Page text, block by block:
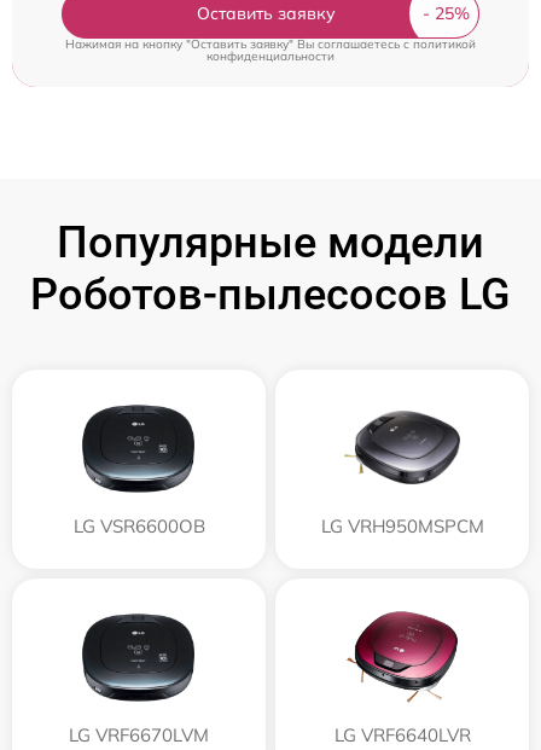
Оставить заявку
Нажимая на кнопку "Оставить заявку" Вы соглашаетесь cполитикой
конфиденциальности
Популярные модели
Роботов-пылесосов LG
LG VSR6600OB LG VRH950MSPCM
LG VRF6670LVM LG VRF6640LVR